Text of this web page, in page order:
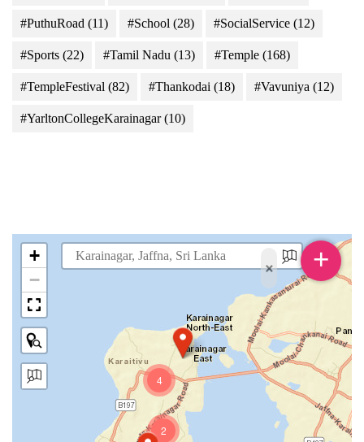
#PuthuRoad (11) #School (28) #SocialService (12)
#Sports (22) #Tamil Nadu (13) #Temple (168)
#TempleFestival (82) #Thankodai (18) #Vavuniya (12)
#YarltonCollegeKarainagar(10)
4
2
+
−
× +